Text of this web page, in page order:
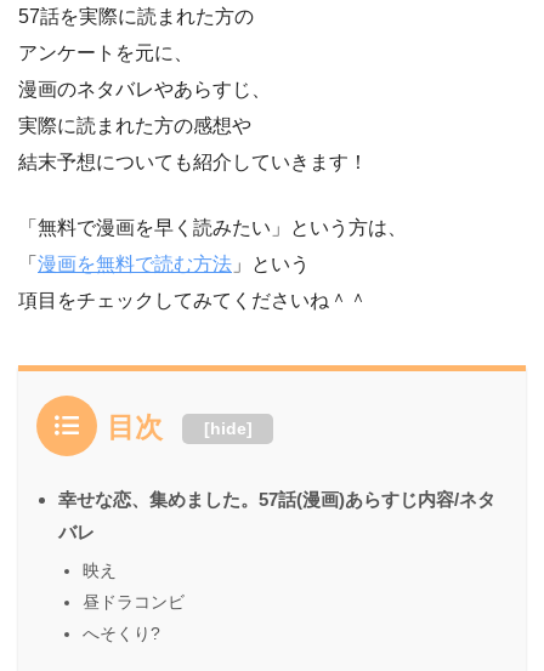
57話を実際に読まれた方の
アンケートを元に、
漫画のネタバレやあらすじ、
実際に読まれた方の感想や
結末予想についても紹介していきます！
「無料で漫画を早く読みたい」という方は、
「 漫画を無料で読む方法 」という
項目をチェックしてみてくださいね＾＾
目次 [hide]
幸せな恋、集めました。57話(漫画)あらすじ内容/ネタ
バレ
映え
昼ドラコンビ
へそくり?